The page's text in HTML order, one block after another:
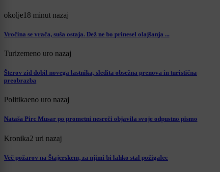
okolje18 minut nazaj
Vročina se vrača, suša ostaja. Dež ne bo prinesel olajšanja ...
Turizemeno uro nazaj
Šterov zid dobil novega lastnika, sledita obsežna prenova in turistična
preobrazba
Politikaeno uro nazaj
Nataša Pirc Musar po prometni nesreči objavila svoje odpustno pismo
Kronika2 uri nazaj
Več požarov na Štajerskem, za njimi bi lahko stal požigalec